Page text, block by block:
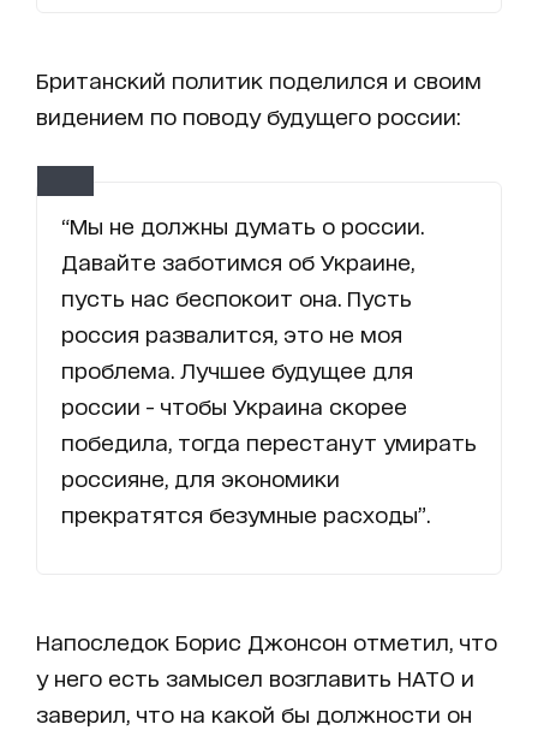
Британский политик поделился и своим
видением по поводу будущего россии:
“Мы не должны думать о россии.
Давайте заботимся об Украине,
пусть нас беспокоит она. Пусть
россия развалится, это не моя
проблема. Лучшее будущее для
россии - чтобы Украина скорее
победила, тогда перестанут умирать
россияне, для экономики
прекратятся безумные расходы”.
Напоследок Борис Джонсон отметил, что
у него есть замысел возглавить НАТО и
заверил, что на какой бы должности он